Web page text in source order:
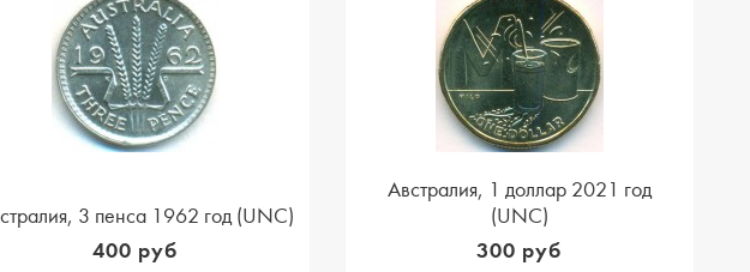
3 пенса 1962 год (UNC)
400 руб
Австралия, 1 доллар 2021 год
(UNC)
300 руб